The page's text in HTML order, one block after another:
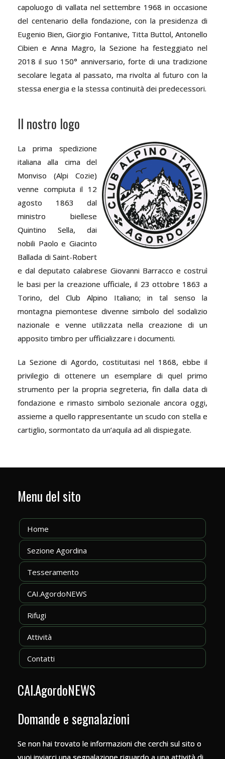
capoluogo di vallata nel settembre 1968 in occasione
del centenario della fondazione, con la presidenza di
Eugenio Bien, Giorgio Fontanive, Titta Buttol, Antonello
Cibien e Anna Magro, la Sezione ha festeggiato nel
2018 il suo 150° anniversario, forte di una tradizione
secolare legata al passato, ma rivolta al futuro con la
stessa energia e la stessa continuità dei predecessori.
Il nostro logo
La prima spedizione
italiana alla cima del
Monviso (Alpi Cozie)
venne compiuta il 12
agosto 1863 dal
ministro biellese
Quintino Sella, dai
nobili Paolo e Giacinto
Ballada di Saint-Robert
e dal deputato calabrese Giovanni Barracco e costruì
le basi per la creazione ufficiale, il 23 ottobre 1863 a
Torino, del Club Alpino Italiano; in tal senso la
montagna piemontese divenne simbolo del sodalizio
nazionale e venne utilizzata nella creazione di un
apposito timbro per ufficializzare i documenti.
La Sezione di Agordo, costituitasi nel 1868, ebbe il
privilegio di ottenere un esemplare di quel primo
strumento per la propria segreteria, fin dalla data di
fondazione e rimasto simbolo sezionale ancora oggi,
assieme a quello rappresentante un scudo con stella e
cartiglio, sormontato da un’aquila ad ali dispiegate.
Menu del sito
Home
Sezione Agordina
Tesseramento
CAI.AgordoNEWS
Rifugi
Attività
Contatti
CAI.AgordoNEWS
Domande e segnalazioni
Se non hai trovato le informazioni che cerchi sul sito o
vuoi inviarci una segnalazione riguardo a una attività di